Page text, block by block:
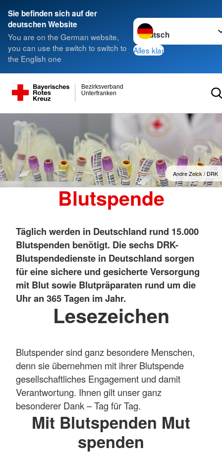
Sie befinden sich auf der
deutschen Website
You are on the German website,
you can use the switch to switch to
the English one
Sprache wechseln zu
Alles klar
Unterfranken
Bezirksverband
Andre Zelck / DRK
Blutspende
Täglich werden in Deutschland rund 15.000
Blutspenden benötigt. Die sechs DRK-
Blutspendedienste in Deutschland sorgen
für eine sichere und gesicherte Versorgung
mit Blut sowie Blutpräparaten rund um die
Uhr an 365 Tagen im Jahr.
Lesezeichen
Blutspender sind ganz besondere Menschen,
denn sie übernehmen mit ihrer Blutspende
gesellschaftliches Engagement und damit
Verantwortung. Ihnen gilt unser ganz
besonderer Dank – Tag für Tag.
Mit Blutspenden Mut
spenden